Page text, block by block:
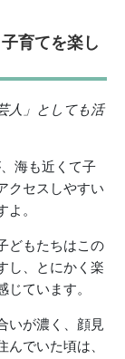
育てを楽し
人」としても活
海も近くて子
クセスしやすい
。
どもたちはこの
し、とにかく楽
ています。
いが濃く、顔見
でいた頃は、